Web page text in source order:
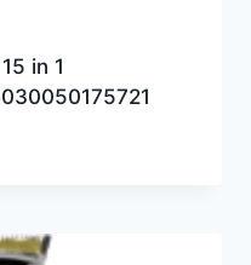
in 1